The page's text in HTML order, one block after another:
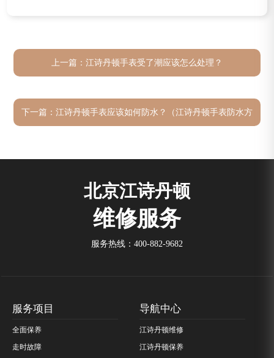
上一篇： 江诗丹顿手表受了潮应该怎么处理？
下一篇： 江诗丹顿手表应该如何防水？（江诗丹顿手表防水方
北京江诗丹顿
维修服务
服务热线： 400-882-9682
服务项目
全面保养
走时故障
导航中心
江诗丹顿维修
江诗丹顿保养